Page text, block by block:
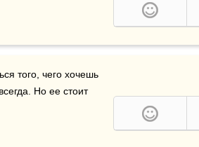
того, чего хочешь
Но ее стоит